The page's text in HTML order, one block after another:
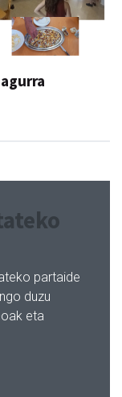
partaide
duzu
eta